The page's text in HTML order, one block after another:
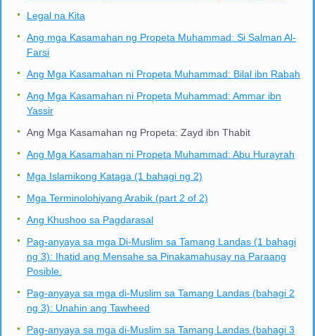
Legal na Kita
Ang mga Kasamahan ng Propeta Muhammad: Si Salman Al-
Farsi
Ang Mga Kasamahan ni Propeta Muhammad: Bilal ibn Rabah
Ang Mga Kasamahan ni Propeta Muhammad: Ammar ibn
Yassir
Ang Mga Kasamahan ng Propeta: Zayd ibn Thabit
Ang Mga Kasamahan ni Propeta Muhammad: Abu Hurayrah
Mga Islamikong Kataga (1 bahagi ng 2)
Mga Terminolohiyang Arabik (part 2 of 2)
Ang Khushoo sa Pagdarasal
Pag-anyaya sa mga Di-Muslim sa Tamang Landas (1 bahagi
ng 3): Ihatid ang Mensahe sa Pinakamahusay na Paraang
Posible.
Pag-anyaya sa mga di-Muslim sa Tamang Landas (bahagi 2
ng 3): Unahin ang Tawheed
Pag-anyaya sa mga di-Muslim sa Tamang Landas (bahagi 3